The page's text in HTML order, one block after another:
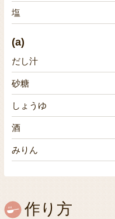
塩
(a)
だし汁
砂糖
しょうゆ
酒
みりん
作り方